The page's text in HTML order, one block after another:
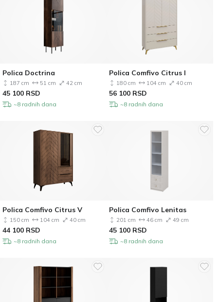
Polica Doctrina
187 cm 51 cm 42 cm
45 100 RSD
~8 radnih dana
Polica Comfivo Citrus I
180 cm 104 cm 40 cm
56 100 RSD
~8 radnih dana
Polica Comfivo Citrus V
150 cm 104 cm 40 cm
44 100 RSD
~8 radnih dana
Polica Comfivo Lenitas
201 cm 46 cm 49 cm
45 100 RSD
~8 radnih dana